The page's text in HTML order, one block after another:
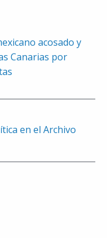
acosado y
Canarias por
en el Archivo